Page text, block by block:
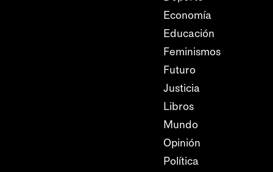
Economía
Educación
Feminismos
Futuro
Justicia
Libros
Mundo
Opinión
Política